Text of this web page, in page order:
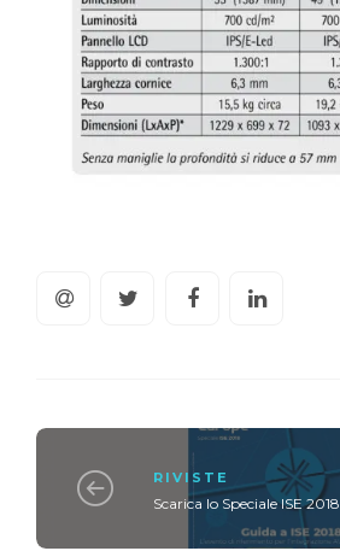
RIVISTE
Scarica lo Speciale ISE 2018